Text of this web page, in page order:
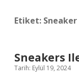
Etiket: Sneaker
Sneakers
Tarih: Eylül 19, 2024